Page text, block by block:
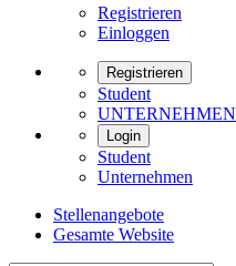
Registrieren
Einloggen
Registrieren
Student
UNTERNEHMEN
Login
Student
Unternehmen
Stellenangebote
Gesamte Website